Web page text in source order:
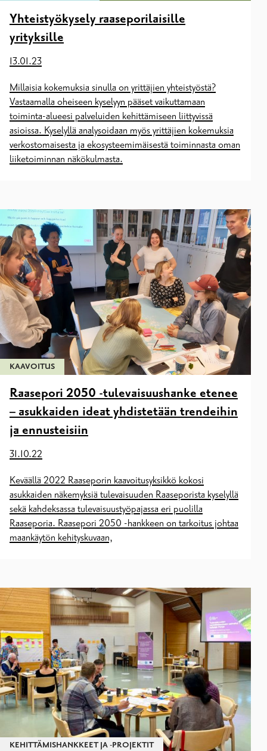
Yhteistyökysely raaseporilaisille
yrityksille
13.01.23
Millaisia kokemuksia sinulla on yrittäjien yhteistyöstä?
Vastaamalla oheiseen kyselyyn pääset vaikuttamaan
toiminta-alueesi palveluiden kehittämiseen liittyvissä
asioissa. Kyselyllä analysoidaan myös yrittäjien kokemuksia
verkostomaisesta ja ekosysteemimäisestä toiminnasta oman
liiketoiminnan näkökulmasta.
KAAVOITUS
Raasepori 2050 -tulevaisuushanke etenee
– asukkaiden ideat yhdistetään trendeihin
ja ennusteisiin
31.10.22
Keväällä 2022 Raaseporin kaavoitusyksikkö kokosi
asukkaiden näkemyksiä tulevaisuuden Raaseporista kyselyllä
sekä kahdeksassa tulevaisuustyöpajassa eri puolilla
Raaseporia. Raasepori 2050 -hankkeen on tarkoitus johtaa
maankäytön kehityskuvaan,
KEHITTÄMISHANKKEET JA -PROJEKTIT